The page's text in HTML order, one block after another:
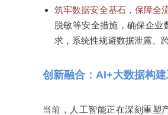
筑牢数据安全基石，保障全
脱敏等安全措施，确保企
求，系统性规避数据泄露、
创新融合：AI+大数据构
当前，人工智能正在深刻重塑